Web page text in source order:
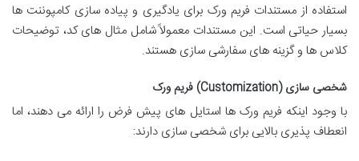
استفاده از مستندات فریم ورک برای یادگیری و پیاده سازی کامپوننت ها
بسیار حیاتی است. این مستندات معمولاً شامل مثال های کد، توضیحات
کلاس ها و گزینه های سفارشی سازی هستند.
شخصی سازی (Customization) فریم ورک
با وجود اینکه فریم ورک ها استایل های پیش فرض را ارائه می دهند، اما
انعطاف پذیری بالایی برای شخصی سازی دارند: